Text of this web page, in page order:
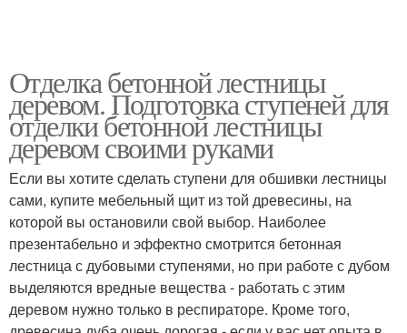
Отделка бетонной лестницы
деревом. Подготовка ступеней для
отделки бетонной лестницы
деревом своими руками
Если вы хотите сделать ступени для обшивки лестницы
сами, купите мебельный щит из той древесины, на
которой вы остановили свой выбор. Наиболее
презентабельно и эффектно смотрится бетонная
лестница с дубовыми ступенями, но при работе с дубом
выделяются вредные вещества - работать с этим
деревом нужно только в респираторе. Кроме того,